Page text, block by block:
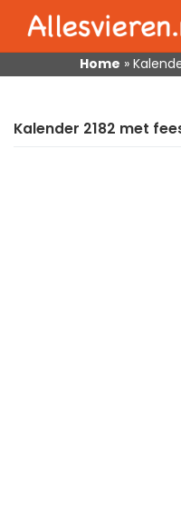
content
Home »
Kalender 2182 met